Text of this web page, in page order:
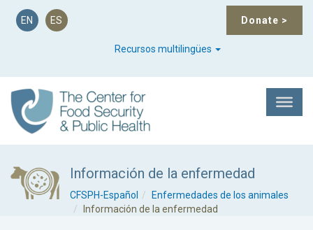
Donate >
EN ES
Recursos multilingües
Información de la enfermedad
CFSPH-Español
Enfermedades de los animales
Información de la enfermedad